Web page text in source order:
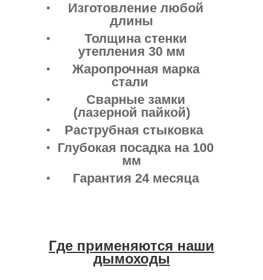
Изготовление любой
длины
Толщина стенки
утепления 30 мм
Жаропрочная марка
стали
Сварные замки
(лазерной пайкой)
Раструбная стыковка
Глубокая посадка на 100
мм
Гарантия 24 месяца
Где применяются наши
дымоходы